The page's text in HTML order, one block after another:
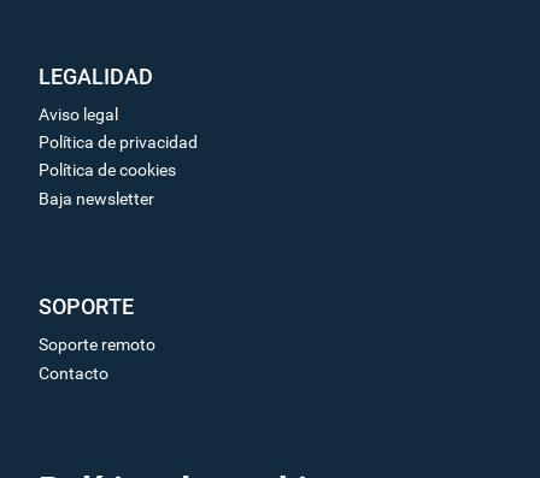
LEGALIDAD
Aviso legal
Política de privacidad
Política de cookies
Baja newsletter
SOPORTE
Soporte remoto
Contacto